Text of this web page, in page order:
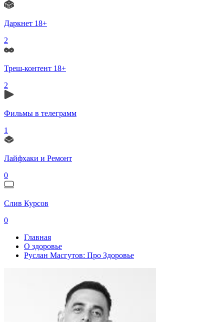
Даркнет 18+
2
Треш-контент 18+
2
Фильмы в телеграмм
1
Лайфхаки и Ремонт
0
Слив Курсов
0
Главная
О здоровье
Руслан Масгутов: Про Здоровье